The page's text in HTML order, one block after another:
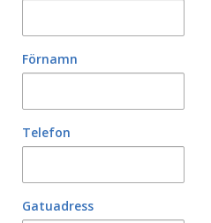
Förnamn
Telefon
Gatuadress